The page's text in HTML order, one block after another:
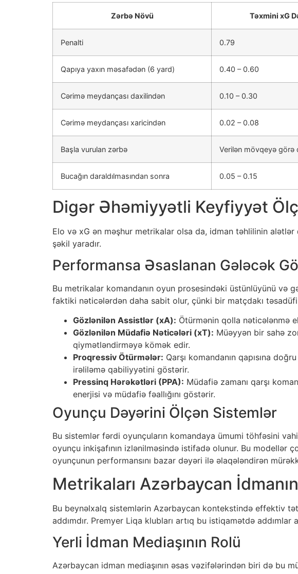
Zərbə Növü Təxmini xG
Penalti 0.79
Qapıya yaxın məsafədən (6 yard) 0.40 – 0.60
Cərimə meydançası daxilindən 0.10 – 0.30
Cərimə meydançası xaricindən 0.02 – 0.08
Başla vurulan zərbə Verilən mövqeyə görə
Bucağın daraldılmasından sonra 0.05 – 0.15
Digər Əhəmiyyətli Keyfiyyət
Elo və xG ən məşhur metrikalar olsa da, idman təhlilinin
şəkil yaradır.
Performansa Əsaslanan Gələcək
Bu metrikalar komandanın oyun prosesindəki üstünlüyünü və
faktiki nəticələrdən daha sabit olur, çünki bir matçdakı
Gözlənilən Assistlər (xA): Ötürmənin qolla nəticələnmə
Gözlənilən Müdafiə Nəticələri (xT): Müəyyən bir sahə
qiymətləndirməyə kömək edir.
Proqressiv Ötürmələr: Qarşı komandanın qapısına
irəliləmə qabiliyyətini göstərir.
Pressinq Hərəkətləri (PPA): Müdafiə zamanı qarşı
enerjisi və müdafiə fəallığını göstərir.
Oyunçu Dəyərini Ölçən Sistemlər
Bu sistemlər fərdi oyunçuların komandaya ümumi töhfəsini
oyunçu inkişafının izlənilməsində istifadə olunur. Bu
oyunçunun performansını bazar dəyəri ilə əlaqələndirən
Metrikaları Azərbaycan
Bu beynəlxalq sistemlərin Azərbaycan kontekstində effektiv
addımdır. Premyer Liqa klubları artıq bu istiqamətdə
Yerli İdman Mediaşının Rolü
Azərbaycan idman mediaşının əsas vəzifələrindən biri də bu